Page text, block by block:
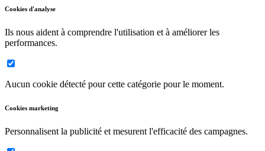
Cookies d'analyse
Ils nous aident à comprendre l'utilisation et à améliorer les
performances.
Aucun cookie détecté pour cette catégorie pour le moment.
Cookies marketing
Personnalisent la publicité et mesurent l'efficacité des campagnes.